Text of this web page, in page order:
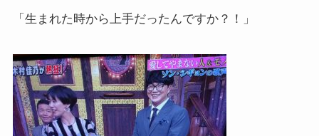
「生まれた時から上手だったんですか？！」